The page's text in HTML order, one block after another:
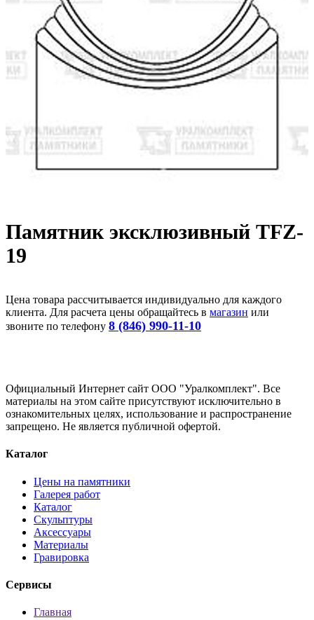
Памятник эксклюзивный TFZ-
19
Цена товара рассчитывается индивидуально для каждого
клиента. Для расчета цены обращайтесь в магазин или
звоните по телефону 8 (846) 990-11-10
Официальный Интернет сайт ООО "Уралкомплект". Все
материалы на этом сайте присутствуют исключительно в
ознакомительных целях, использование и распространение
запрещено. Не является публичной офертой.
Каталог
Цены на памятники
Галерея работ
Каталог
Скульптуры
Аксессуары
Материалы
Гравировка
Сервисы
Главная